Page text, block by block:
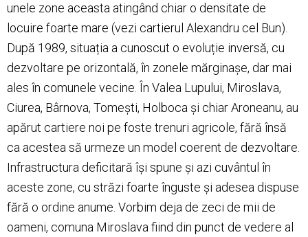
unele zone aceasta atingând chiar o densitate de
locuire foarte mare (vezi cartierul Alexandru cel Bun).
După 1989, situația a cunoscut o evoluție inversă, cu
dezvoltare pe orizontală, în zonele mărginașe, dar mai
ales în comunele vecine. În Valea Lupului, Miroslava,
Ciurea, Bârnova, Tomești, Holboca și chiar Aroneanu, au
apărut cartiere noi pe foste trenuri agricole, fără însă
ca acestea să urmeze un model coerent de dezvoltare.
Infrastructura deficitară își spune și azi cuvântul în
aceste zone, cu străzi foarte înguste și adesea dispuse
fără o ordine anume. Vorbim deja de zeci de mii de
oameni, comuna Miroslava fiind din punct de vedere al